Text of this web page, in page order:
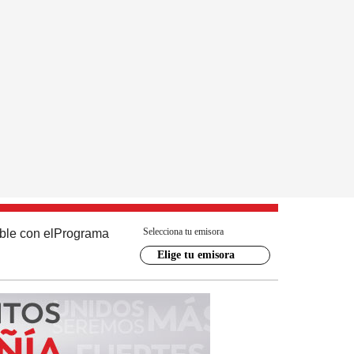
con el Programa Selecciona tu emisora
Elige tu emisora